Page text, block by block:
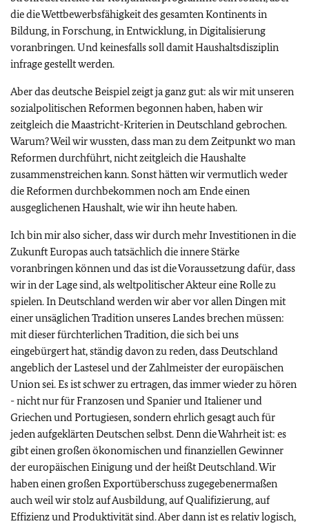
die die Wettbewerbsfähigkeit des gesamten Kontinents in
Bildung, in Forschung, in Entwicklung, in Digitalisierung
voranbringen. Und keinesfalls soll damit Haushaltsdisziplin
infrage gestellt werden.
Aber das deutsche Beispiel zeigt ja ganz gut: als wir mit unseren
sozialpolitischen Reformen begonnen haben, haben wir
zeitgleich die Maastricht-Kriterien in Deutschland gebrochen.
Warum? Weil wir wussten, dass man zu dem Zeitpunkt wo man
Reformen durchführt, nicht zeitgleich die Haushalte
zusammenstreichen kann. Sonst hätten wir vermutlich weder
die Reformen durchbekommen noch am Ende einen
ausgeglichenen Haushalt, wie wir ihn heute haben.
Ich bin mir also sicher, dass wir durch mehr Investitionen in die
Zukunft Europas auch tatsächlich die innere Stärke
voranbringen können und das ist die Voraussetzung dafür, dass
wir in der Lage sind, als weltpolitischer Akteur eine Rolle zu
spielen. In Deutschland werden wir aber vor allen Dingen mit
einer unsäglichen Tradition unseres Landes brechen müssen:
mit dieser fürchterlichen Tradition, die sich bei uns
eingebürgert hat, ständig davon zu reden, dass Deutschland
angeblich der Lastesel und der Zahlmeister der europäischen
Union sei. Es ist schwer zu ertragen, das immer wieder zu hören
- nicht nur für Franzosen und Spanier und Italiener und
Griechen und Portugiesen, sondern ehrlich gesagt auch für
jeden aufgeklärten Deutschen selbst. Denn die Wahrheit ist: es
gibt einen großen ökonomischen und finanziellen Gewinner
der europäischen Einigung und der heißt Deutschland. Wir
haben einen großen Exportüberschuss zugegebenermaßen
auch weil wir stolz auf Ausbildung, auf Qualifizierung, auf
Effizienz und Produktivität sind. Aber dann ist es relativ logisch,